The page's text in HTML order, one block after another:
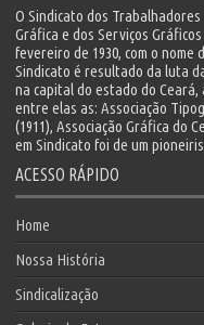
O Sindicato dos
Gráfica e dos Serviços
fevereiro de 1930, com o
Sindicato é resultado da luta
na capital do estado do
entre elas as: Associação
(1911), Associação Gráfica do
em Sindicato foi de um
ACESSO RÁPIDO
Home
Nossa História
Sindicalização